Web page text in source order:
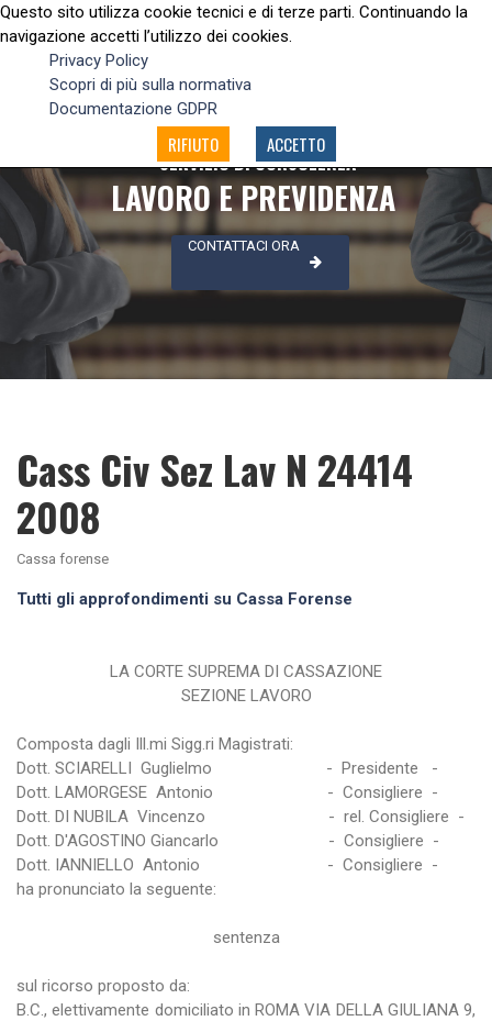
SERVIZIO DI CONSULENZA
LAVORO E PREVIDENZA
CONTATTACI ORA
Cass Civ Sez Lav N 24414
2008
Cassa forense
Tutti gli approfondimenti su Cassa Forense
LA CORTE SUPREMA DI CASSAZIONE
SEZIONE LAVORO
Composta dagli Ill.mi Sigg.ri Magistrati:
Dott. SCIARELLI Guglielmo - Presidente -
Dott. LAMORGESE Antonio - Consigliere -
Dott. DI NUBILA Vincenzo - rel. Consigliere -
Dott. D'AGOSTINO Giancarlo - Consigliere -
Dott. IANNIELLO Antonio - Consigliere -
ha pronunciato la seguente:
sentenza
sul ricorso proposto da:
B.C., elettivamente domiciliato in ROMA VIA DELLA GIULIANA 9,
Questo sito utilizza cookie tecnici e di terze parti. Continuando la
navigazione accetti l’utilizzo dei cookies.
Privacy Policy
Scopri di più sulla normativa
Documentazione GDPR
RIFIUTO ACCETTO